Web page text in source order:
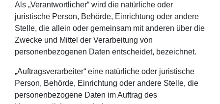
Als „Verantwortlicher“ wird die natürliche oder
juristische Person, Behörde, Einrichtung oder andere
Stelle, die allein oder gemeinsam mit anderen über die
Zwecke und Mittel der Verarbeitung von
personenbezogenen Daten entscheidet, bezeichnet.
„Auftragsverarbeiter“ eine natürliche oder juristische
Person, Behörde, Einrichtung oder andere Stelle, die
personenbezogene Daten im Auftrag des